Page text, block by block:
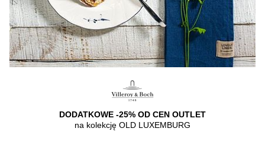
DODATKOWE -25% OD CEN OUTLET
na kolekcję OLD LUXEMBURG